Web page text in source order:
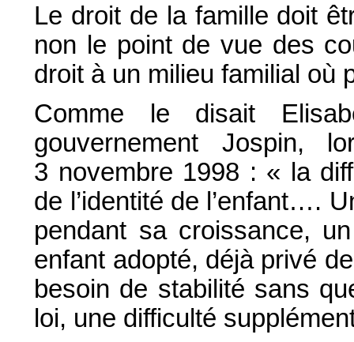
Le droit de la famille doit
non le point de vue des
droit à un milieu familial où
Comme le disait
gouvernement
3 novembre 1998 : « la
de l’identité de l’enfant….
pendant sa croissance,
enfant adopté, déjà privé
besoin de stabilité sans
loi, une difficulté